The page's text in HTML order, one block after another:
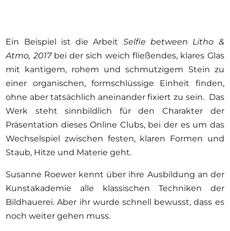
Ein Beispiel ist die Arbeit Selfie between Litho &
Atmo, 2017bei der sich weich fließendes, klares Glas
mit kantigem, rohem und schmutzigem Stein zu
einer organischen, formschlüssige Einheit finden,
ohne aber tatsächlich aneinander fixiert zu sein. Das
Werk steht sinnbildlich für den Charakter der
Präsentation dieses Online Clubs, bei der es um das
Wechselspiel zwischen festen, klaren Formen und
Staub, Hitze und Materie geht.
Susanne Roewer kennt über ihre Ausbildung an der
Kunstakademie alle klassischen Techniken der
Bildhauerei. Aber ihr wurde schnell bewusst, dass es
noch weiter gehen muss.